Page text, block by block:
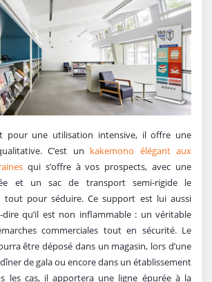
pour une utilisation intensive, il offre une
C’est un kakemono élégant aux
qui s’offre à vos prospects, avec une
et un sac de transport semi-rigide le
tout pour séduire. Ce support est lui aussi
dire qu’il est non inflammable : un véritable
commerciales tout en sécurité. Le
être déposé dans un magasin, lors d’une
de gala ou encore dans un établissement
les cas, il apportera une ligne épurée à la